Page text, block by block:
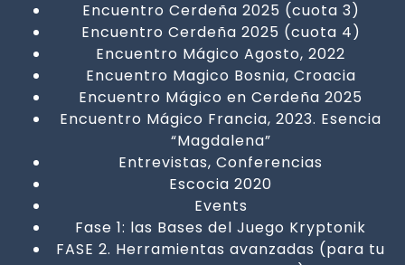
Encuentro Cerdeña 2025 (cuota 3)
Encuentro Cerdeña 2025 (cuota 4)
Encuentro Mágico Agosto, 2022
Encuentro Magico Bosnia, Croacia
Encuentro Mágico en Cerdeña 2025
Encuentro Mágico Francia, 2023. Esencia
“Magdalena”
Entrevistas, Conferencias
Escocia 2020
Events
Fase 1: las Bases del Juego Kryptonik
FASE 2. Herramientas avanzadas (para tu